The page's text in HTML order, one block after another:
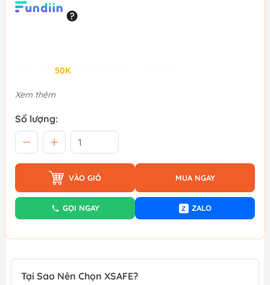
50K
Xem thêm
Số lượng:
VÀO GIỎ MUA NGAY
GỌI NGAY Z ZALO
Tại Sao Nên Chọn XSAFE?